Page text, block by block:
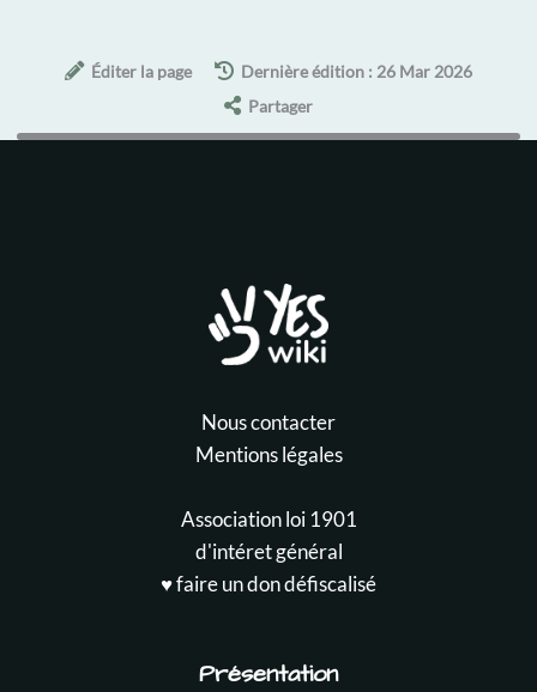
Éditer la page
Dernière édition : 26 Mar 2026
Partager
Nous contacter
Mentions légales
Association loi 1901
d'intéret général
♥️ faire un don défiscalisé
Présentation